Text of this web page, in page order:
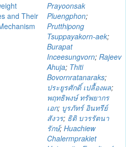
and Their
Prayoonsak
Pluengphon;
Prutthipong
Tsuppayakorn-aek;
Burapat
Inceesungvorn; Rajeev
Ahuja; Thiti
Bovornratanaraks;
ประยูรศักดิ์ เปลื้องผล;
พฤทธิพงษ์ ทรัพยากร
เอก; บูรภัทร์ อินทรีย์
สังวร; ธิติ บวรรัตนา
รักษ์; Huachiew
Chalermprakiet